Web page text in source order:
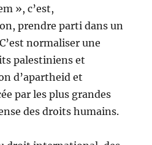
», c’est,
prendre parti dans un
normaliser une
palestiniens et
d’apartheid et
par les plus grandes
des droits humains.